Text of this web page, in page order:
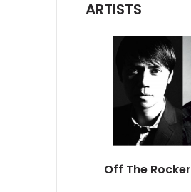
ARTISTS
Off The Rocker